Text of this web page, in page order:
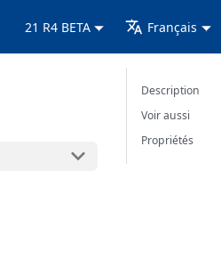
21 R4 BETA Français
Description
Voir aussi
Propriétés